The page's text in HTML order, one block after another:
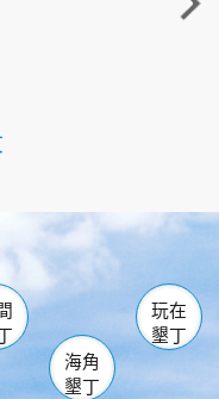
走進
南仁湖
佳樂水
樂區
客中心
頂公園 風吹沙龍磐公園
蕉灣
砂島
鵝鑾鼻
海角
墾丁
玩在
墾丁